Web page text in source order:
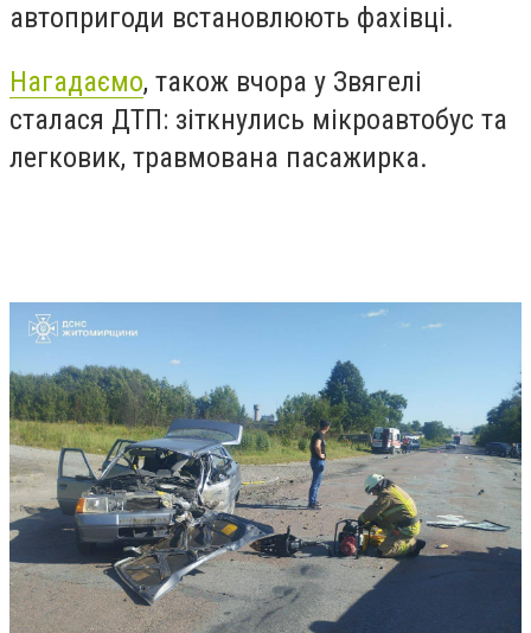
автопригоди встановлюють фахівці.
Нагадаємо, також вчора у Звягелі
сталася ДТП: зіткнулись мікроавтобус та
легковик, травмована пасажирка.